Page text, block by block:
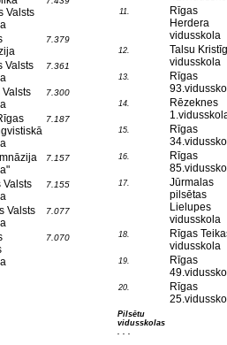
Valsts
7.379
Valsts
7.361
7.300
7.187
7.157
Valsts
7.155
Valsts
7.077
7.070
11.
Rīgas
Herdera
vidusskola
12.
Talsu
vidusskola
13.
Rīgas
14.
Rēzeknes
15.
Rīgas
16.
Rīgas
17.
Jūrmalas
pilsētas
Lielupes
vidusskola
18.
Rīgas
vidusskola
19.
Rīgas
20.
Rīgas
Pilsētu
vidusskolas
. . .